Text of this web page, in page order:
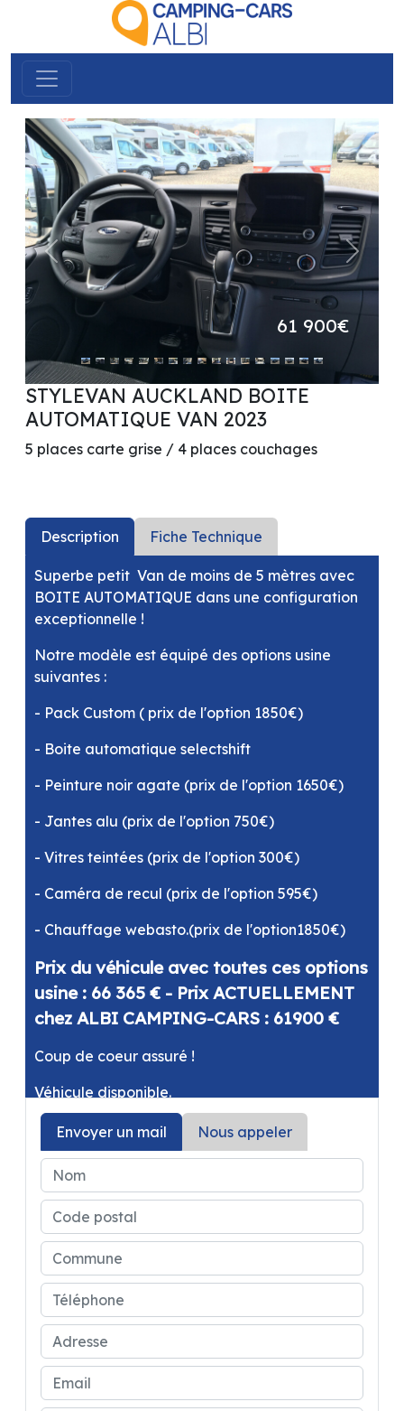
précédent suivant
STYLEVAN AUCKLAND BOITE
AUTOMATIQUE VAN 2023
5 places carte grise / 4 places couchages
61 900€
Description Fiche Technique
Superbe petit Van de moins de 5 mètres avec
BOITE AUTOMATIQUE dans une configuration
exceptionnelle !
Notre modèle est équipé des options usine
suivantes :
- Pack Custom ( prix de l'option 1850€)
- Boite automatique selectshift
- Peinture noir agate (prix de l'option 1650€)
- Jantes alu (prix de l'option 750€)
- Vitres teintées (prix de l'option 300€)
- Caméra de recul (prix de l'option 595€)
- Chauffage webasto.(prix de l'option1850€)
Prix du véhicule avec toutes ces options
usine : 66 365 € - Prix ACTUELLEMENT
chez ALBI CAMPING-CARS : 61900 €
Coup de coeur assuré !
Véhicule disponible.
Envoyer un mail Nous appeler